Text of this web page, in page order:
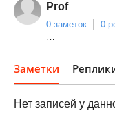
Prof
0 заметок
0
…
Заметки
Нет записей у